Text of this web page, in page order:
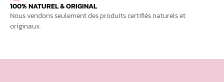
100% NATUREL & ORIGINAL
Nous vendons seulement des produits certifiés naturels et
originaux.